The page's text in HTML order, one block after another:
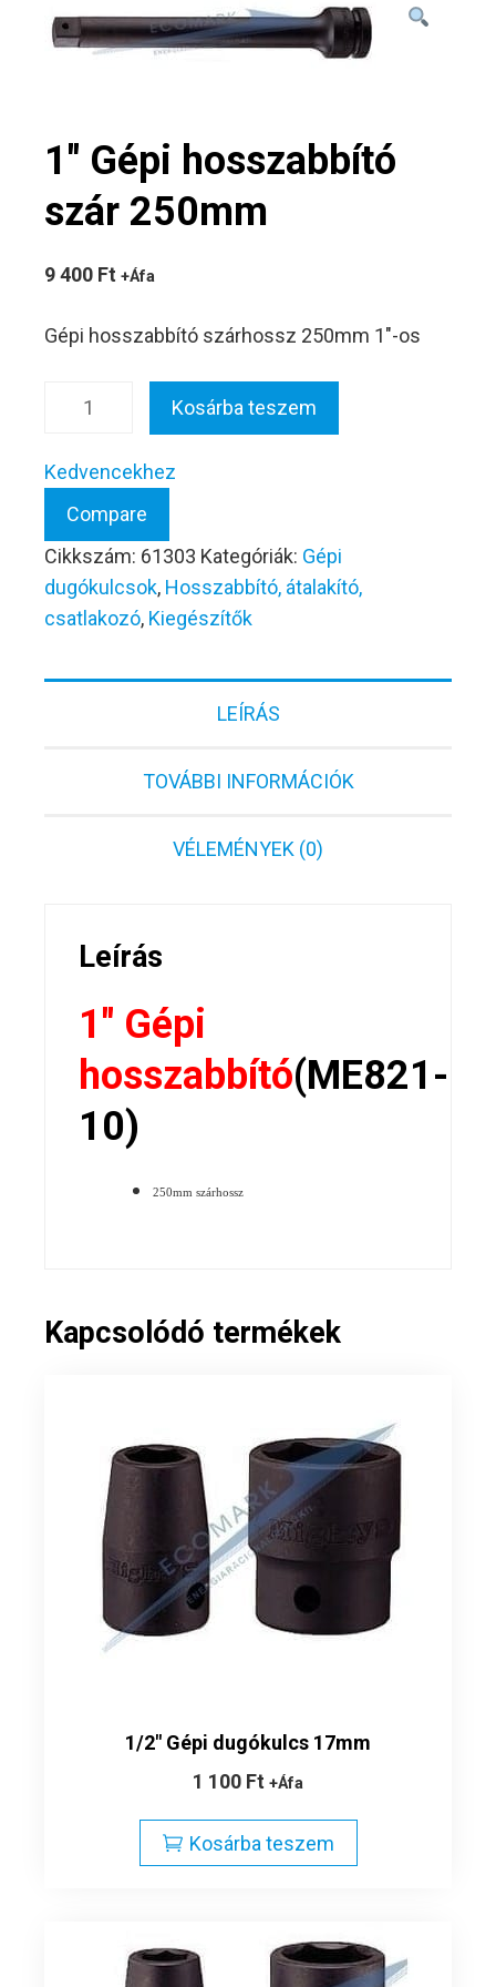
1″ Gépi hosszabbító
szár 250mm
9 400 Ft +Áfa
Gépi hosszabbító szárhossz 250mm 1″-os
1" Gépi
250mm
mennyiség
Kosárba teszem
Kedvencekhez
Compare
Cikkszám: 61303 Kategóriák: Gépi
dugókulcsok, Hosszabbító, átalakító,
csatlakozó, Kiegészítők
LEÍRÁS
TOVÁBBI INFORMÁCIÓK
VÉLEMÉNYEK (0)
Leírás
1″ Gépi
hosszabbító(ME821-
10)
250mm szárhossz
Kapcsolódó termékek
1/2″ Gépi dugókulcs 17mm
1 100 Ft +Áfa
Kosárba teszem